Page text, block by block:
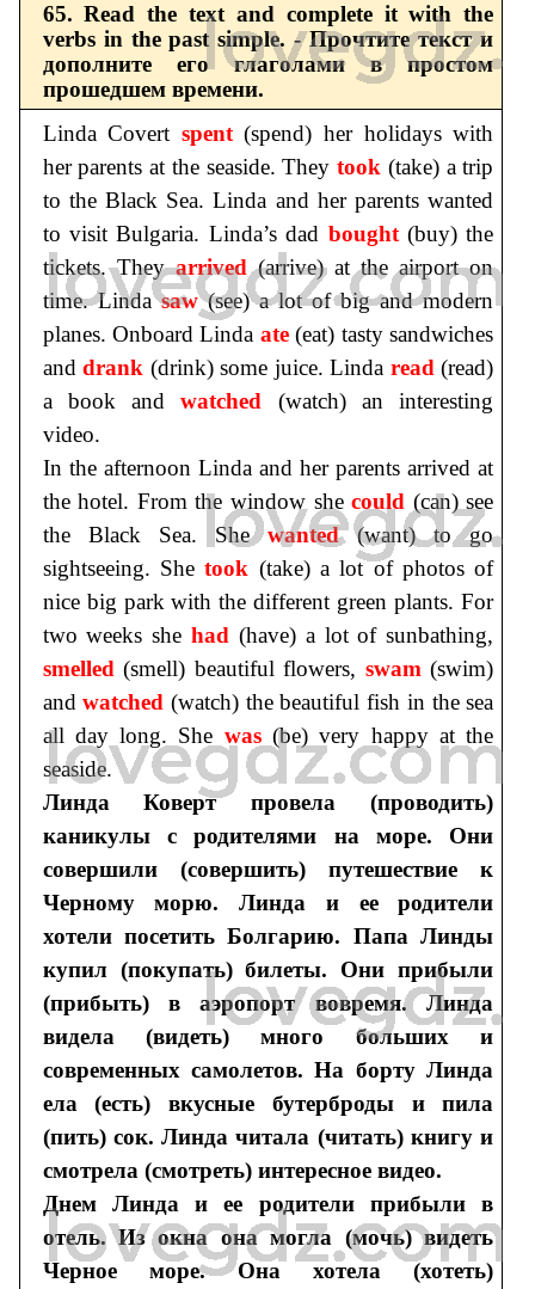
65. Read the text and complete it with the
verbs in the past simple. - Прочтите текст и
дополните его глаголами в простом
прошедшем времени.
Linda Covert spent(spend) her holidays with
her parents at the seaside. Theytook (take) a trip
to the Black Sea. Linda and her parents wanted
to visit Bulgaria. Linda’s dad bought (buy) the
tickets. Theyarrived(arrive) at the airport on
time. Lindasaw(see) a lot of big and modern
planes. Onboard Linda ate(eat) tasty sandwiches
anddrank (drink) some juice. Linda read(read)
a book andwatched (watch) an interesting
video.
In the afternoon Linda and her parents arrived at
the hotel. From the window shecould (can) see
the Black Sea. Shewanted(want) to go
sightseeing. Shetook (take) a lot of photos of
nice big park with the different green plants. For
two weeks shehad (have) a lot of sunbathing,
smelled(smell) beautiful flowers, swam(swim)
andwatched(watch) the beautiful fish in the sea
all day long. She was(be) very happy at the
seaside.
Линда Коверт провела (проводить)
каникулы с родителями на море. Они
совершили (совершить) путешествие к
Черному морю. Линда и ее родители
хотели посетить Болгарию. Папа Линды
купил (покупать) билеты. Они прибыли
(прибыть) в аэропорт вовремя. Линда
видела (видеть) много больших и
современных самолетов. На борту Линда
ела (есть) вкусные бутерброды и пила
(пить) сок. Линда читала (читать) книгу и
смотрела (смотреть) интересное видео.
Днем Линда и ее родители прибыли в
отель. Из окна она могла (мочь) видеть
Черное море. Она хотела (хотеть)